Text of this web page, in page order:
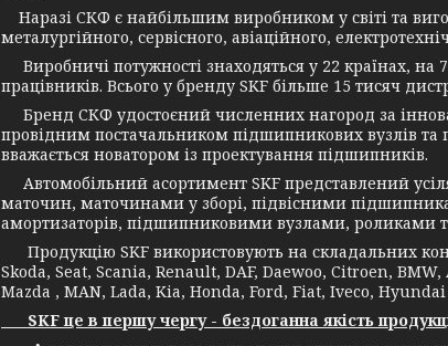
Наразі СКФ є найбільшим виробником у світі та
металургійного, сервісного, авіаційного,
Виробничі потужності знаходяться у 22 країнах, на
працівників. Всього у бренду SKF більше 15 тисяч
Бренд СКФ удостоєний численних нагород за
провідним постачальником підшипникових вузлів та
вважається новатором із проектування підшипників.
Автомобільний асортимент SKF представлений
маточин, маточинами у зборі, підвісними
амортизаторів, підшипниковими вузлами, роликами
Продукцію SKF використовують на складальних
Skoda, Seat, Scania, Renault, DAF, Daewoo, Citroen,
Mazda , MAN, Lada, Kia, Honda, Ford, Fiat, Iveco, Hyundai
SKF це в першу чергу - бездоганна якість